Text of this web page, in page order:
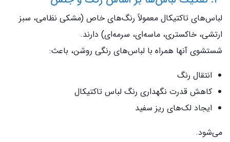
لباس‌های تاکتیکال معمولاً رنگ‌های خاص (مشکی نظامی، سبز
ارتشی، خاکستری، ماسه‌ای، سرمه‌ای) دارند.
شستشوی آنها همراه با لباس‌های رنگی روشن، باعث:
انتقال رنگ
کاهش قدرت نگهداری رنگ لباس تاکتیکال
ایجاد لک‌های ریز سفید
می‌شود.